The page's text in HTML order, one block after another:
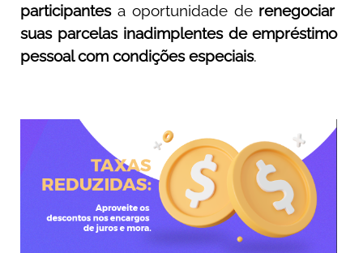
participantes a oportunidade de renegociar
suas parcelas inadimplentes de empréstimo
pessoal com condições especiais.